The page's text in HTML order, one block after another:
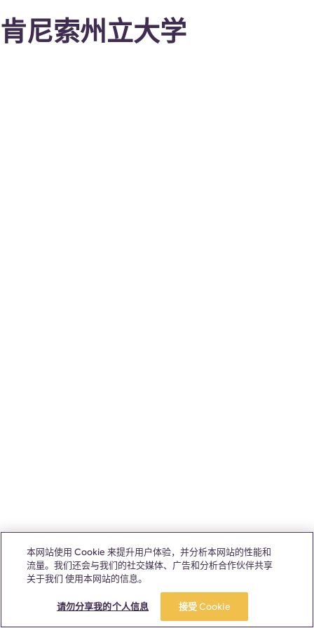
肯尼索州立大学
本网站使用 Cookie 来提升用户体验，并分析本网站的性能和
流量。我们还会与我们的社交媒体、广告和分析合作伙伴共享
关于我们 使用本网站的信息。
请勿分享我的个人信息 接受 Cookie